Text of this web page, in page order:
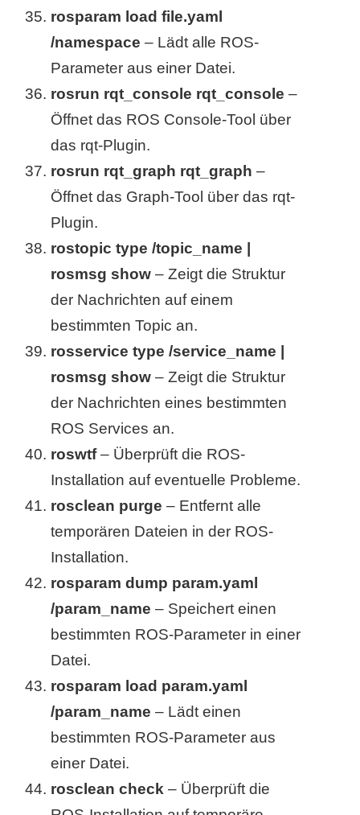
rosparam load file.yaml
/namespace – Lädt alle ROS-
Parameter aus einer Datei.
rosrun rqt_console rqt_console –
Öffnet das ROS Console-Tool über
das rqt-Plugin.
rosrun rqt_graph rqt_graph –
Öffnet das Graph-Tool über das rqt-
Plugin.
rostopic type /topic_name |
rosmsg show – Zeigt die Struktur
der Nachrichten auf einem
bestimmten Topic an.
rosservice type /service_name |
rosmsg show – Zeigt die Struktur
der Nachrichten eines bestimmten
ROS Services an.
roswtf– Überprüft die ROS-
Installation auf eventuelle Probleme.
rosclean purge – Entfernt alle
temporären Dateien in der ROS-
Installation.
rosparam dump param.yaml
/param_name – Speichert einen
bestimmten ROS-Parameter in einer
Datei.
rosparam load param.yaml
/param_name – Lädt einen
bestimmten ROS-Parameter aus
einer Datei.
rosclean check – Überprüft die